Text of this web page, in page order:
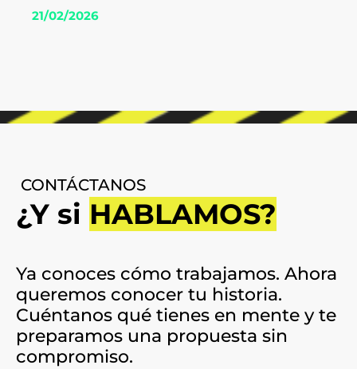
21/02/2026
CONTÁCTANOS
¿Y si HABLAMOS?
Ya conoces cómo trabajamos. Ahora
queremos conocer tu historia.
Cuéntanos qué tienes en mente y te
preparamos una propuesta sin
compromiso.